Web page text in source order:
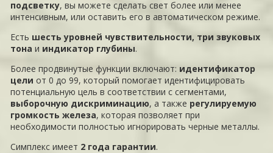
подсветку, вы можете сделать свет более или менее
интенсивным, или оставить его в автоматическом режиме.
Есть шесть уровней чувствительности, три звуковых
тонаи индикатор глубины.
Более продвинутые функции включают: идентификатор
цели от 0 до 99, который помогает идентифицировать
потенциальную цель в соответствии с сегментами,
выборочную дискриминацию, а также регулируемую
громкость железа, которая позволяет при
необходимости полностью игнорировать черные металлы.
Симплекс имеет 2 года гарантии.